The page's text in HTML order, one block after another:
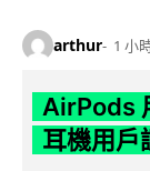
arthur 1 小
AirPods
耳機用